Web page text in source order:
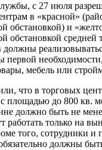
с 27 июля
в «красной»
обстановкой) и
обстановкой средней
должны
первой
мебель или
что в торговых
с площадью до 800 кв.
должно быть не
работать только на
того, сотрудники и
должны